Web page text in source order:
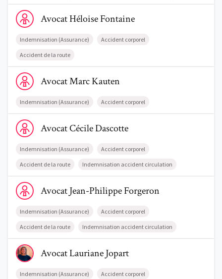
Trouve un avocat
Blog
Voir le profil de AvocatHéloise Fontaine
AvocatHéloiseFontaine
Indemnisation (Assurance) Accident corporel
Accident de la route
Voir le profil de AvocatMarc Kauten
AvocatMarcKauten
Indemnisation (Assurance) Accident corporel
Voir le profil de AvocatCécile Dascotte
AvocatCécileDascotte
Indemnisation (Assurance) Accident corporel
Accident de la route Indemnisation accident circulation
Voir le profil de AvocatJean-Philippe Forgeron
AvocatJean-PhilippeForgeron
Indemnisation (Assurance) Accident corporel
Accident de la route Indemnisation accident circulation
Voir le profil de AvocatLauriane Jopart
AvocatLaurianeJopart
Indemnisation (Assurance) Accident corporel